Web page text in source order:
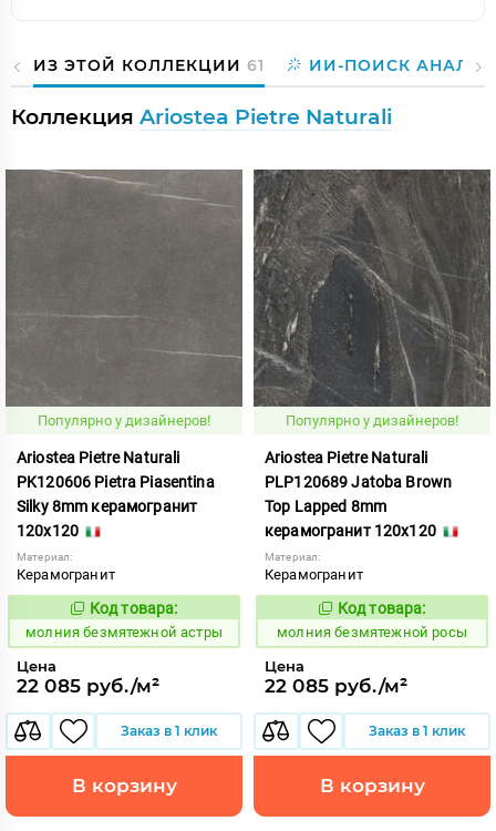
ИЗ ЭТОЙ КОЛЛЕКЦИИ 61 ИИ-ПОИСК
Коллекция Ariostea Pietre Naturali
Популярно у дизайнеров!
Ariostea Pietre Naturali
PK120606 Pietra Piasentina
Silky 8mm керамогранит
120x120
Материал:
Керамогранит
1000581
Код товара:
молния безмятежной астры
Цена
22 085 руб./м²
Заказ в 1 клик
В корзину
Популярно у дизайнеров!
Ariostea Pietre Naturali
PLP120689 Jatoba Brown
Top Lapped 8mm
керамогранит 120x120
Материал:
Керамогранит
1000582
Код товара:
молния безмятежной росы
Цена
22 085 руб./м²
Заказ в 1 клик
В корзину